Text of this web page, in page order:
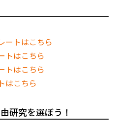
ートはこちら
トはこちら
トはこちら
はこちら
研究を選ぼう！